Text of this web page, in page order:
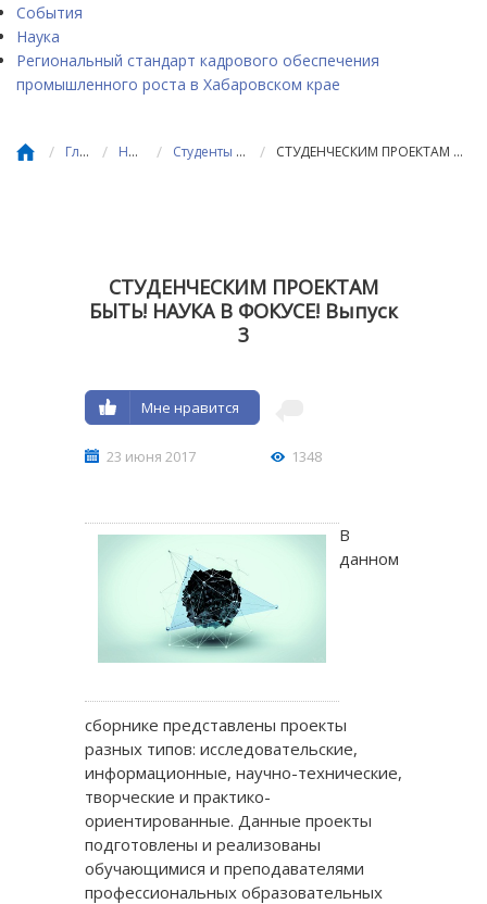
События
Наука
Региональный стандарт кадрового обеспечения
промышленного роста в Хабаровском крае
/ Главная / Новости / Студенты и достижения / СТУДЕНЧЕСКИМ ПРОЕКТАМ БЫТЬ! НАУКА В ФОКУСЕ! Выпуск 3
СТУДЕНЧЕСКИМ ПРОЕКТАМ
БЫТЬ! НАУКА В ФОКУСЕ! Выпуск
3
Мне нравится
23 июня 2017 1348
В
данном
сборнике представлены проекты
разных типов: исследовательские,
информационные, научно-технические,
творческие и практико-
ориентированные. Данные проекты
подготовлены и реализованы
обучающимися и преподавателями
профессиональных образовательных